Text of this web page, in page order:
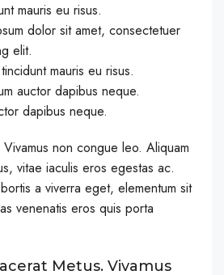
mauris eu risus.
dolor sit amet, consectetuer
elit.
mauris eu risus.
auctor dapibus neque.
dapibus neque.
non congue leo. Aliquam
vitae iaculis eros egestas ac.
a viverra eget, elementum sit
venenatis eros quis porta
Metus. Vivamus